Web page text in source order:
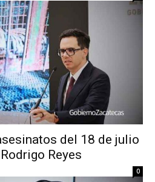
del 18 de julio
Reyes
0